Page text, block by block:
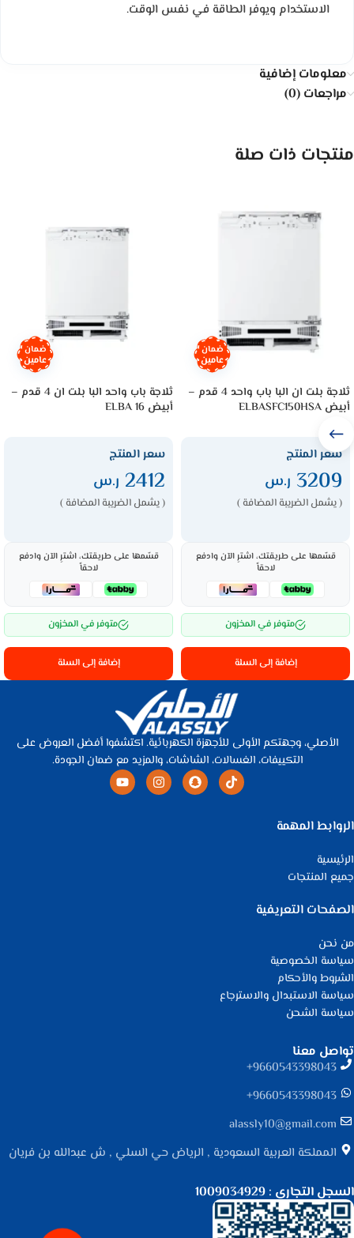
الاستخدام ويوفر الطاقة في نفس الوقت.
معلومات إضافية
مراجعات (0)
منتجات ذات صلة
ضمان
عامين
ثلاجة بلت ان البا باب واحد 4 قدم –
أبيض ELBASFC150HSA
سعر المنتج
3209 ر.س
( يشمل الضريبة المضافة )
قسّمها على طريقتك، اشترِ الآن وادفع
لاحقاً
متوفر في المخزون
إضافة إلى السلة
ضمان
عامين
ثلاجة باب واحد البا بلت ان 4 قدم –
أبيض ELBA 16
سعر المنتج
2412 ر.س
( يشمل الضريبة المضافة )
قسّمها على طريقتك، اشترِ الآن وادفع
لاحقاً
متوفر في المخزون
إضافة إلى السلة
الأصلي، وجهتكم الأولى للأجهزة الكهربائية. اكتشفوا أفضل العروض على
التكييفات، الغسالات، الشاشات، والمزيد مع ضمان الجودة.
الروابط المهمة
الرئيسية
جميع المنتجات
الصفحات التعريفية
من نحن
سياسة الخصوصية
الشروط والأحكام
سياسة الاستبدال والاسترجاع
سياسة الشحن
تواصل معنا
9660543398043⁩+
9660543398043⁩+
alassly10@gmail.com
المملكة العربية السعودية , الرياض حي السلي , ش عبدالله بن فريان
السجل التجاري : 1009034929